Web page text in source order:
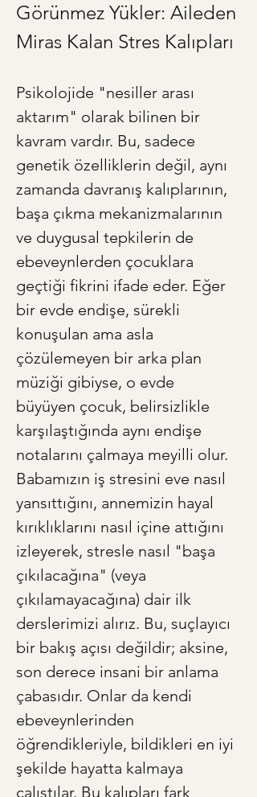
Görünmez Yükler: Aileden
Miras Kalan Stres Kalıpları
Psikolojide "nesiller arası
aktarım" olarak bilinen bir
kavram vardır. Bu, sadece
genetik özelliklerin değil, aynı
zamanda davranış kalıplarının,
başa çıkma mekanizmalarının
ve duygusal tepkilerin de
ebeveynlerden çocuklara
geçtiği fikrini ifade eder. Eğer
bir evde endişe, sürekli
konuşulan ama asla
çözülemeyen bir arka plan
müziği gibiyse, o evde
büyüyen çocuk, belirsizlikle
karşılaştığında aynı endişe
notalarını çalmaya meyilli olur.
Babamızın iş stresini eve nasıl
yansıttığını, annemizin hayal
kırıklıklarını nasıl içine attığını
izleyerek, stresle nasıl "başa
çıkılacağına" (veya
çıkılamayacağına) dair ilk
derslerimizi alırız. Bu, suçlayıcı
bir bakış açısı değildir; aksine,
son derece insani bir anlama
çabasıdır. Onlar da kendi
ebeveynlerinden
öğrendikleriyle, bildikleri en iyi
şekilde hayatta kalmaya
çalıştılar. Bu kalıpları fark